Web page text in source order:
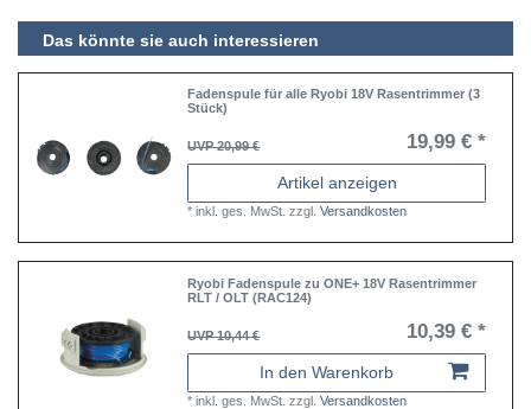
Das könnte sie auch interessieren
Fadenspule für alle Ryobi 18V Rasentrimmer (3
Stück)
UVP 20,99 € 19,99 € *
Artikel anzeigen
*inkl. ges. MwSt. zzgl.Versandkosten
Ryobi Fadenspule zu ONE+ 18V Rasentrimmer
RLT / OLT (RAC124)
UVP 10,44 € 10,39 € *
In den Warenkorb
*inkl. ges. MwSt. zzgl.Versandkosten